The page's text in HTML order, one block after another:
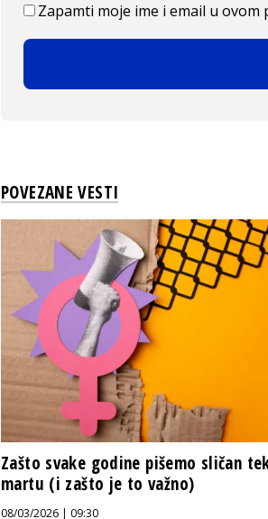
Zapamti moje ime i email u
POVEZANE VESTI
Zašto svake godine pišemo sličan
martu (i zašto je to važno)
08/03/2026 | 09:30